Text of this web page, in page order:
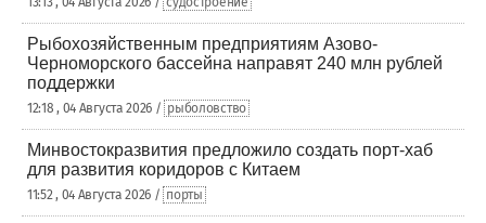
Рыбохозяйственным предприятиям Азово-
Черноморского бассейна направят 240 млн рублей
поддержки
12:18 , 04 Августа 2026 / рыболовство
Минвостокразвития предложило создать порт-хаб
для развития коридоров с Китаем
11:52 , 04 Августа 2026 / порты